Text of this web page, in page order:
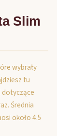
Slim
wybrały
tu
dotyczące
Średnia
około 4.5